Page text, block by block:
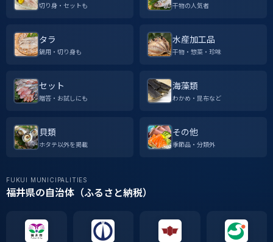
切り身・セットも 干物の人気者
タラ
鍋用・切り身も
水産加工品
干物・惣菜・珍味
セット
贈答・お試しにも
海藻類
わかめ・昆布など
貝類
ホタテ以外を掲載
その他
季節品・分類外
FUKUI MUNICIPALITIES
福井県の自治体（ふるさと納税）